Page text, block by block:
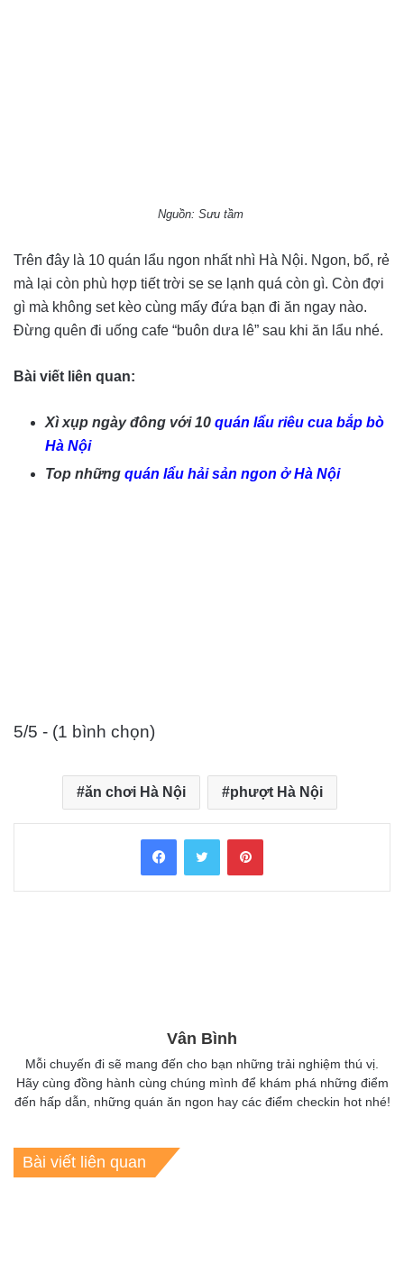
Nguồn: Sưu tầm
Trên đây là 10 quán lẩu ngon nhất nhì Hà Nội. Ngon, bổ, rẻ
mà lại còn phù hợp tiết trời se se lạnh quá còn gì. Còn đợi
gì mà không set kèo cùng mấy đứa bạn đi ăn ngay nào.
Đừng quên đi uống cafe “buôn dưa lê” sau khi ăn lẩu nhé.
Bài viết liên quan:
Xì xụp ngày đông với 10 quán lẩu riêu cua bắp bò
Hà Nội
Top những quán lẩu hải sản ngon ở Hà Nội
5/5 - (1 bình chọn)
ăn chơi Hà Nội phượt Hà Nội
FacebookTwitter Pinterest
Vân Bình
Mỗi chuyến đi sẽ mang đến cho bạn những trải nghiệm thú vị.
Hãy cùng đồng hành cùng chúng mình để khám phá những điểm
đến hấp dẫn, những quán ăn ngon hay các điểm checkin hot nhé!
Bài viết liên quan